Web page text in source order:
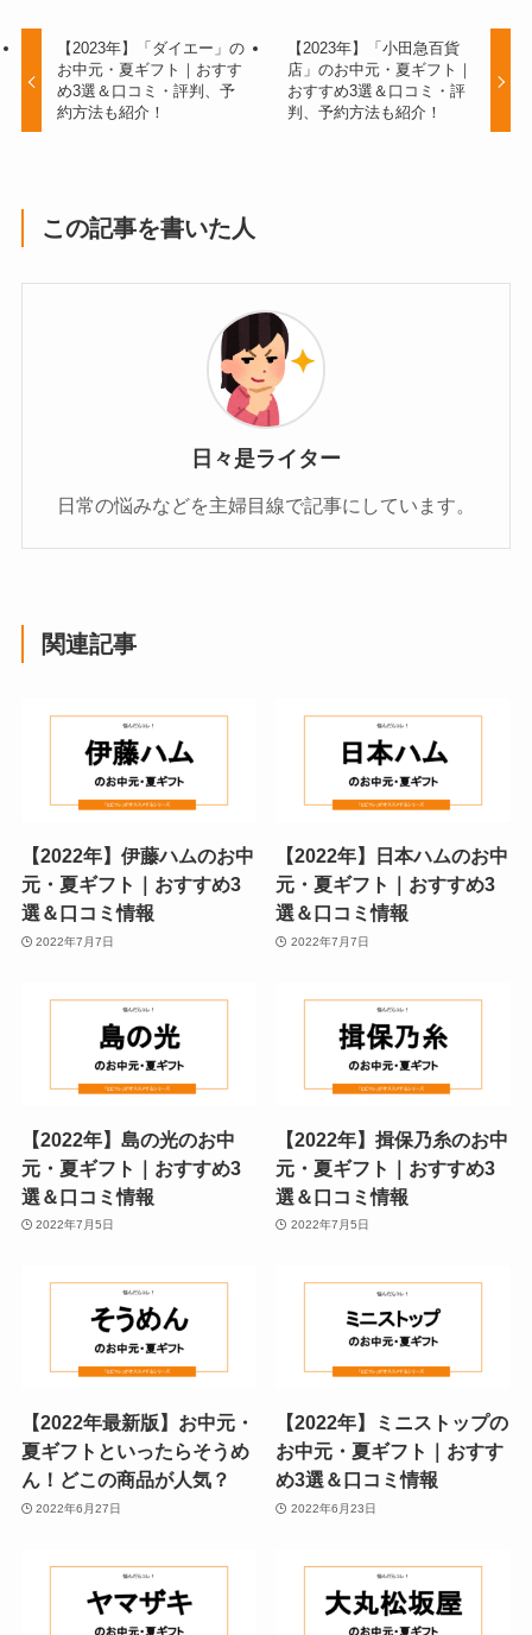
【2023年】「ダイエー」の
お中元・夏ギフト｜おすす
め3選＆口コミ・評判、予
約方法も紹介！
【2023年】「小田急百貨
店」のお中元・夏ギフト｜
おすすめ3選＆口コミ・評
判、予約方法も紹介！
この記事を書いた人
日々是ライター
日常の悩みなどを主婦目線で記事にしています。
関連記事
【2022年】伊藤ハムのお中
元・夏ギフト｜おすすめ3
選＆口コミ情報
2022年7月7日
【2022年】日本ハムのお中
元・夏ギフト｜おすすめ3
選＆口コミ情報
2022年7月7日
【2022年】島の光のお中
元・夏ギフト｜おすすめ3
選＆口コミ情報
2022年7月5日
【2022年】揖保乃糸のお中
元・夏ギフト｜おすすめ3
選＆口コミ情報
2022年7月5日
【2022年最新版】お中元・
夏ギフトといったらそうめ
ん！どこの商品が人気？
2022年6月27日
【2022年】ミニストップの
お中元・夏ギフト｜おすす
め3選＆口コミ情報
2022年6月23日